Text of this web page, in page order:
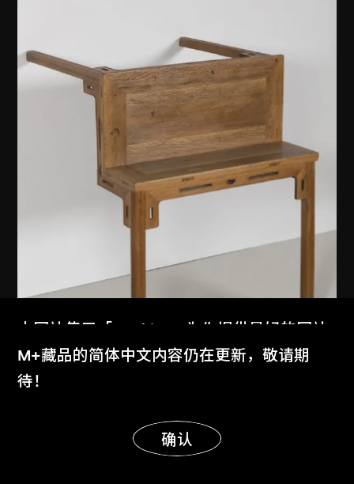
本网站使用「Cookies」为你提供最好的网站
体验。
了解更多
明白
M+藏品的简体中文内容仍在更新，敬请期
待！
确认
显示更多